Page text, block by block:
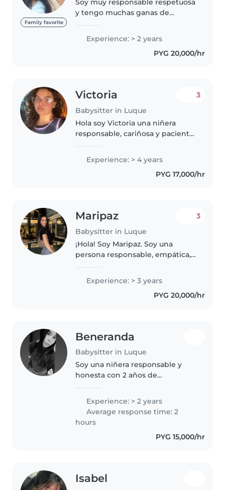
Family favorite
Soy muy responsable respetuosa
y tengo muchas ganas de
ser niñera y creo q tengo la
paciencia y agilidad que se
requiere para este trabajo.
Experience: > 2 years
PYG 20,000/hr
Victoria
Babysitter in Luque
3
Hola soy Victoria una niñera
responsable, cariñosa y paciente,
cuidando bebés, niños pequeños
y preescolares. Actualmente
estoy en el tercer año de la
Experience: > 4 years
PYG 17,000/hr
Maripaz
Babysitter in Luque
3
¡Hola! Soy Maripaz. Soy una
persona responsable, empática,
niños y brindarles un ambiente
seguro y divertido. También
Experience: > 3 years
PYG 20,000/hr
Beneranda
Babysitter in Luque
Soy una niñera responsable y
honesta con 2 años de
niñitos, preescolares y escolares.
Me encanta dibujar, leer cuentos,
manualidades, música y juegos
Experience: > 2 years
Average response time: 2
hours
PYG 15,000/hr
Isabel